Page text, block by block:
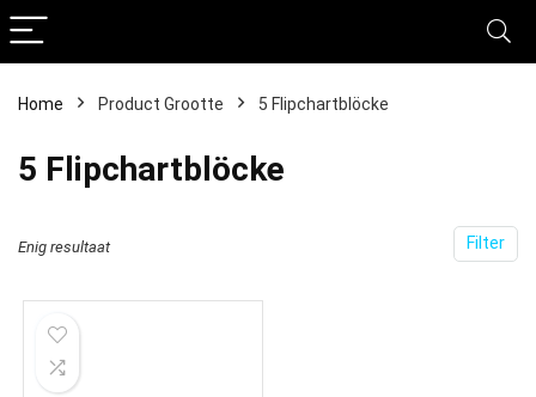
Home Product Grootte ‎5 Flipchartblöcke
‎5 Flipchartblöcke
Filter
Enig resultaat